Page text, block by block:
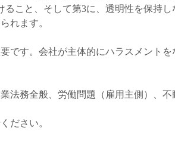
こと、そして第3に、透明性を保持
れます。
です。会社が主体的にハラスメント
法務全般、労働問題（雇用主側）、
ださい。